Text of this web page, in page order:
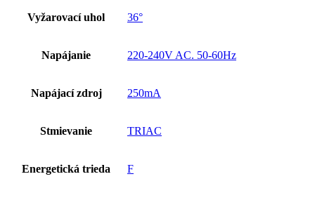
Vyžarovací uhol 36°
Napájanie 220-240V AC. 50-60Hz
Napájací zdroj 250mA
Stmievanie TRIAC
Energetická trieda F